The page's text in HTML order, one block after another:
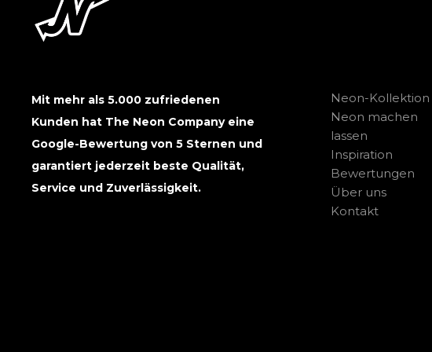
Mit mehr als 5.000 zufriedenen
Kunden hat The Neon Company eine
Google-Bewertung von 5 Sternen und
garantiert jederzeit beste Qualität,
Service und Zuverlässigkeit.
Neon-Kollektion
Neon machen
lassen
Inspiration
Bewertungen
Über uns
Kontakt